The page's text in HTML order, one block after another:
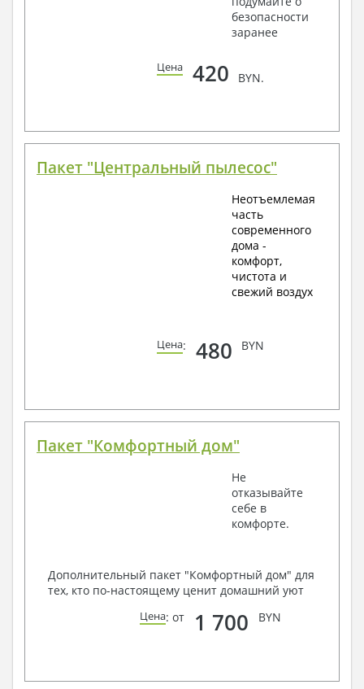
безопасности
заранее
Цена 420 BYN.
Пакет "Центральный пылесос"
Неотъемлемая
часть
современного
дома -
комфорт,
чистота и
свежий воздух
Цена: 480 BYN
Пакет "Комфортный дом"
Не
отказывайте
себе в
комфорте.
Дополнительный пакет "Комфортный дом" для
тех, кто по-настоящему ценит домашний уют
Цена: от 1 700 BYN